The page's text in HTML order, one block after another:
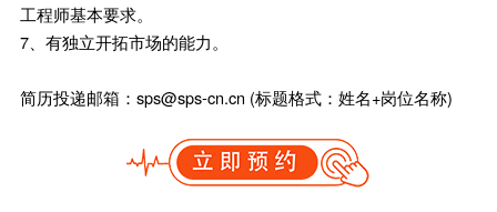
工程师基本要求。
7、有独立开拓市场的能力。
简历投递邮箱：sps@sps-cn.cn (标题格式：姓名+岗位名称)